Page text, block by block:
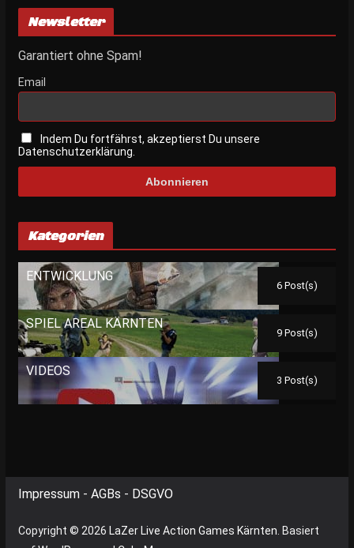
Newsletter
Garantiert ohne Spam!
Email
Indem Du fortfährst, akzeptierst Du unsere
Datenschutzerklärung.
Kategorien
ENTWICKLUNG
6 Post(s)
SPIEL AREAL KÄRNTEN
9 Post(s)
VIDEOS
3 Post(s)
Impressum - AGBs - DSGVO
Copyright © 2026 LaZer Live Action Games Kärnten. Basiert